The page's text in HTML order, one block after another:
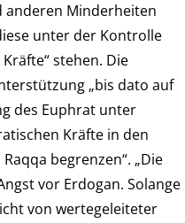
anderen Minderheiten
unter der Kontrolle
stehen. Die
„bis dato auf
des Euphrat unter
Kräfte in den
begrenzen“. „Die
vor Erdogan. Solange
von wertegeleiteter